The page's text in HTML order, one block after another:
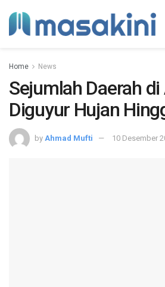
Home News
Sejumlah Daerah
Diguyur Hujan
by Ahmad Mufti 10 Desember